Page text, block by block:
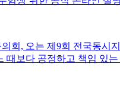
의회, 오는 제9회 전국동시
때보다 공정하고 책임 있